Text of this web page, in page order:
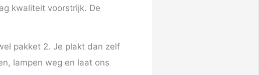
kwaliteit voorstrijk. De
pakket 2. Je plakt dan zelf
lampen weg en laat ons